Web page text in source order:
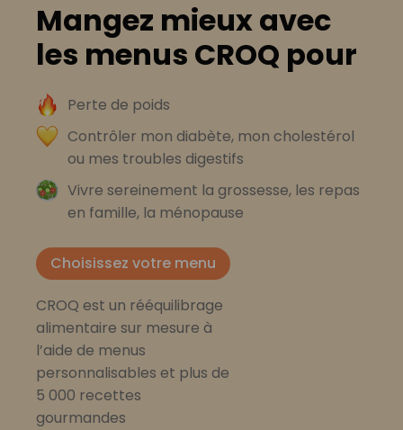
Mangez mieux avec
les menus CROQ pour
Perte de poids
Contrôler mon diabète, mon cholestérol
ou mes troubles digestifs
Vivre sereinement la grossesse, les repas
en famille, la ménopause
Choisissez votre menu
CROQ est un rééquilibrage
alimentaire sur mesure à
l’aide de menus
personnalisables et plus de
5 000 recettes
gourmandes